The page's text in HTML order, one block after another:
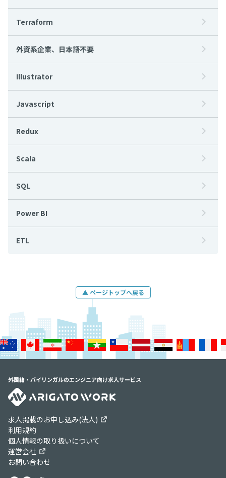
Terraform
外資系企業、日本語不要
Illustrator
Javascript
Redux
Scala
SQL
Power BI
ETL
▲ ページトップへ戻る
外国籍・バイリンガルのエンジニア向け求人サービス
求人掲載のお申し込み(法人)
利用規約
個人情報の取り扱いについて
運営会社
お問い合わせ